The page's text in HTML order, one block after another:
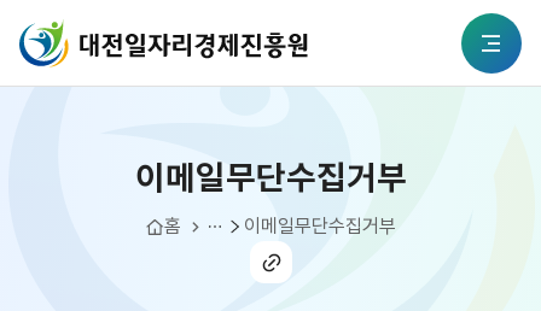
대전일자리경제진흥원
이메일무단수집거부
홈
정보공개
개인정보이용약관이메일무단수집거부